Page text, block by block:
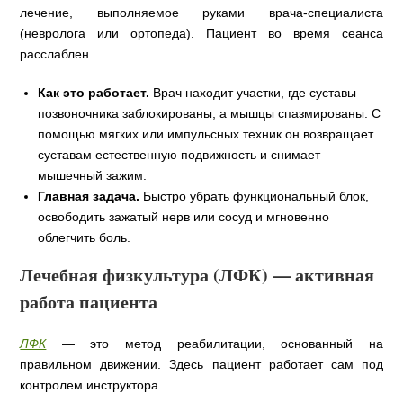
лечение, выполняемое руками врача-специалиста
(невролога или ортопеда). Пациент во время сеанса
расслаблен.
Как это работает. Врач находит участки, где суставы
позвоночника заблокированы, а мышцы спазмированы. С
помощью мягких или импульсных техник он возвращает
суставам естественную подвижность и снимает
мышечный зажим.
Главная задача. Быстро убрать функциональный блок,
освободить зажатый нерв или сосуд и мгновенно
облегчить боль.
Лечебная физкультура (ЛФК) — активная
работа пациента
ЛФК— это метод реабилитации, основанный на
правильном движении. Здесь пациент работает сам под
контролем инструктора.